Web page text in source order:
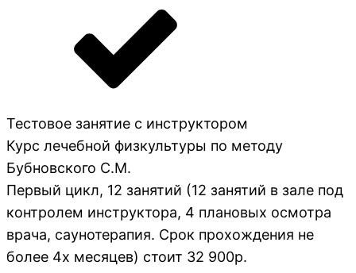
Тестовое занятие с инструктором
Курс лечебной физкультуры по методу
Бубновского С.М.
Первый цикл, 12 занятий (12 занятий в зале под
контролем инструктора, 4 плановых осмотра
врача, саунотерапия. Срок прохождения не
более 4х месяцев) стоит 32 900р.